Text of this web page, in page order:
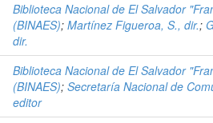
Biblioteca Nacional de El Salvador
(BINAES); Martínez Figueroa, S., dir.;
dir.
Biblioteca Nacional de El Salvador
(BINAES); Secretaría Nacional de
editor